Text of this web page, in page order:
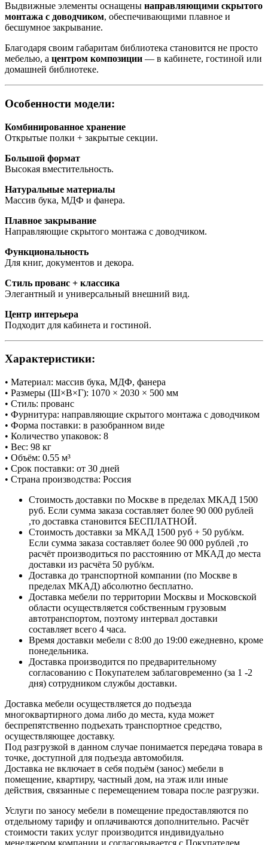
Выдвижные элементы оснащены направляющими скрытого
монтажа с доводчиком, обеспечивающими плавное и
бесшумное закрывание.
Благодаря своим габаритам библиотека становится не просто
мебелью, а центром композиции — в кабинете, гостиной или
домашней библиотеке.
Особенности модели:
Комбинированное хранение
Открытые полки + закрытые секции.
Большой формат
Высокая вместительность.
Натуральные материалы
Массив бука, МДФ и фанера.
Плавное закрывание
Направляющие скрытого монтажа с доводчиком.
Функциональность
Для книг, документов и декора.
Стиль прованс + классика
Элегантный и универсальный внешний вид.
Центр интерьера
Подходит для кабинета и гостиной.
Характеристики:
• Материал: массив бука, МДФ, фанера
• Размеры (Ш×В×Г): 1070 × 2030 × 500 мм
• Стиль: прованс
• Фурнитура: направляющие скрытого монтажа с доводчиком
• Форма поставки: в разобранном виде
• Количество упаковок: 8
• Вес: 98 кг
• Объём: 0.55 м³
• Срок поставки: от 30 дней
• Страна производства: Россия
Стоимость доставки по Москве в пределах МКАД 1500
руб. Если сумма заказа составляет более 90 000 рублей
,то доставка становится БЕСПЛАТНОЙ.
Стоимость доставки за МКАД 1500 руб + 50 руб/км.
Если сумма заказа составляет более 90 000 рублей ,то
расчёт производиться по расстоянию от МКАД до места
доставки из расчёта 50 руб/км.
Доставка до транспортной компании (по Москве в
пределах МКАД) абсолютно бесплатно.
Доставка мебели по территории Москвы и Московской
области осуществляется собственным грузовым
автотранспортом, поэтому интервал доставки
составляет всего 4 часа.
Время доставки мебели с 8:00 до 19:00 ежедневно, кроме
понедельника.
Доставка производится по предварительному
согласованию с Покупателем заблаговременно (за 1 -2
дня) сотрудником службы доставки.
Доставка мебели осуществляется до подъезда
многоквартирного дома либо до места, куда может
беспрепятственно подъехать транспортное средство,
осуществляющее доставку.
Под разгрузкой в данном случае понимается передача товара в
точке, доступной для подъезда автомобиля.
Доставка не включает в себя подъём (занос) мебели в
помещение, квартиру, частный дом, на этаж или иные
действия, связанные с перемещением товара после разгрузки.
Услуги по заносу мебели в помещение предоставляются по
отдельному тарифу и оплачиваются дополнительно. Расчёт
стоимости таких услуг производится индивидуально
менеджером компании и согласовывается с Покупателем